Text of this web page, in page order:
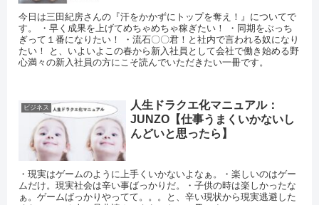
今日は三田紀房さんの『汗をかかずにトップを奪え！』についてで
す。 ・早く成果を上げてめちゃめちゃ稼ぎたい！ ・同期をぶっち
ぎって１番になりたい！ ・流石〇〇君！と社内で言われる奴になり
たい！ と、いよいよこの春から新入社員として会社で働き始める野
心満々の新入社員の方にこそ読んでいただきたい一冊です。
ビジネス
人生ドラクエ化マニュアル：
JUNZO【仕事うまくいかないし
んどいと思ったら】
・現実はゲームのように上手くいかないよなぁ。・楽しいのはゲー
ムだけ。現実社会は辛い事ばっかりだ。・子供の時は楽しかったな
ぁ。ゲームばっかりやってて。。。と、辛い現状から現実逃避した